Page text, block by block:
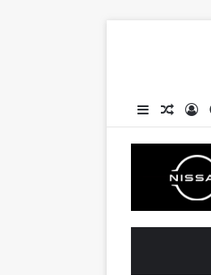
فيسبوكتسجيل الدخول
مقال عشوائي
إضافة عمود جانبي